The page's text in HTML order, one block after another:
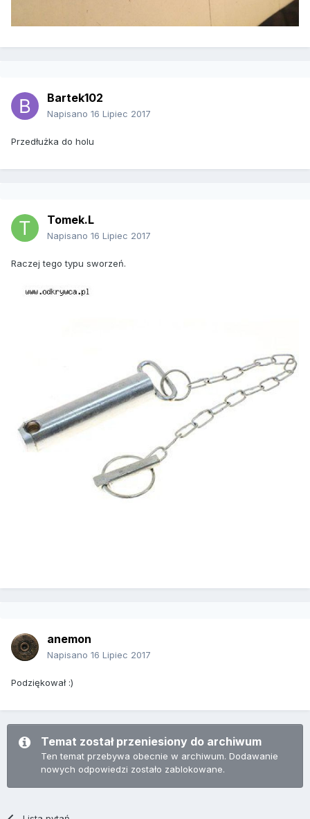
Bartek102
Napisano 16 Lipiec 2017
Przedłużka do holu
Tomek.L
Napisano 16 Lipiec 2017
Raczej tego typu sworzeń.
anemon
Napisano 16 Lipiec 2017
Podziękował :)
Temat został przeniesiony do archiwum
Ten temat przebywa obecnie w archiwum. Dodawanie
nowych odpowiedzi zostało zablokowane.